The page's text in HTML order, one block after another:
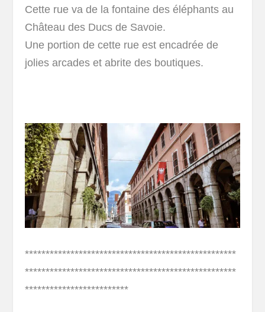
Cette rue va de la fontaine des éléphants au
Château des Ducs de Savoie.
Une portion de cette rue est encadrée de
jolies arcades et abrite des boutiques.
***************************************************
***************************************************
*************************